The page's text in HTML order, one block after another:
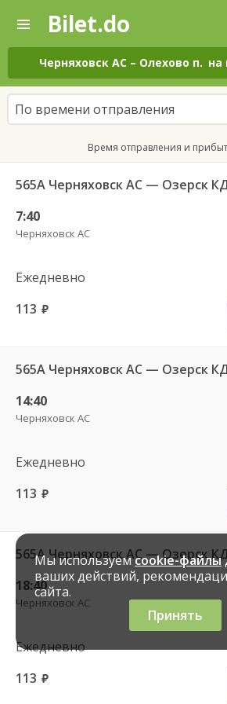
—
Поиск
и
покупка
билетов
на
автобус
онлайн
Bilet.do
Черняховск АС – Олехово п. на
По времени отправления
Время отправления и
7:40
Черняховск АС
Ежедневно
113 руб.
14:40
Черняховск АС
Ежедневно
113 руб.
18:40
Черняховск АС
Ежедневно
113 руб.
Мы используемcookie-файлы
ваших действий,
сайта.
Принять